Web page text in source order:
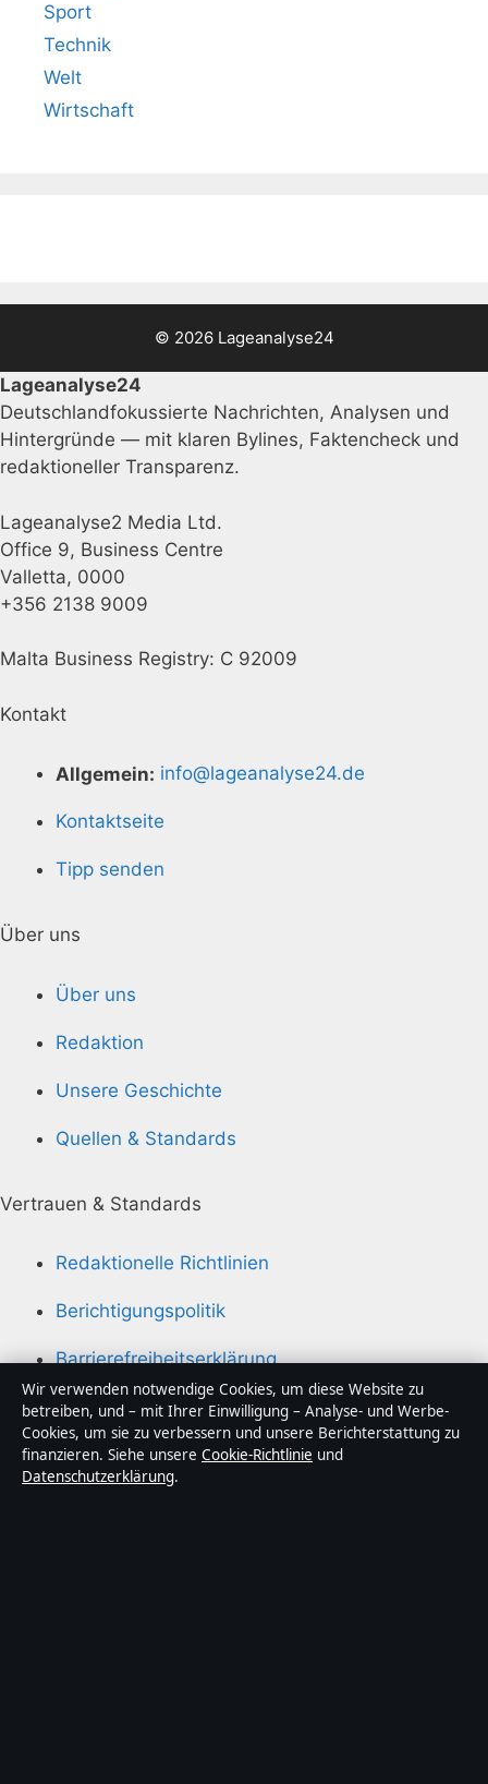
Sport
Technik
Welt
Wirtschaft
© 2026 Lageanalyse24
Lageanalyse24
Deutschlandfokussierte Nachrichten, Analysen und
Hintergründe — mit klaren Bylines, Faktencheck und
redaktioneller Transparenz.
Lageanalyse2 Media Ltd.
Office 9, Business Centre
Valletta, 0000
+356 2138 9009
Malta Business Registry: C 92009
Kontakt
Allgemein: info@lageanalyse24.de
Kontaktseite
Tipp senden
Über uns
Über uns
Redaktion
Unsere Geschichte
Quellen & Standards
Vertrauen & Standards
Redaktionelle Richtlinien
Berichtigungspolitik
Barrierefreiheitserklärung
Datenschutzerklärung
Über Lageanalyse24 in Kürze
Wir verwenden notwendige Cookies, um diese Website zu
betreiben, und – mit Ihrer Einwilligung – Analyse- und Werbe-
Cookies, um sie zu verbessern und unsere Berichterstattung zu
finanzieren. Siehe unsere Cookie-Richtlinie und
Datenschutzerklärung.